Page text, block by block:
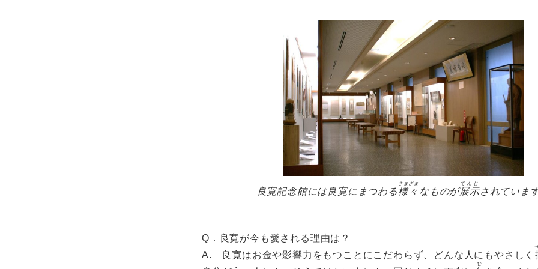
良寛記念館には良寛にまつわる様々
さまざま
なものが展示
てんじ
されています
Q．良寛が今も愛される理由は？
A. 良寛はお金や影響力をもつことにこだわらず、どんな人にもやさしく
む